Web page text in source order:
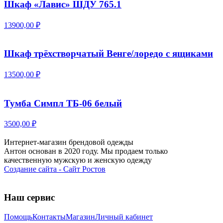
Шкаф «Лавис» ШДУ 765.1
13900,00 ₽
Шкаф трёхстворчатый Венге/лоредо с ящиками
13500,00 ₽
Тумба Симпл ТБ-06 белый
3500,00 ₽
Интернет-магазин брендовой одежды
Антон основан в 2020 году. Мы продаем только
качественную мужскую и женскую одежду
Создание сайта - Сайт Ростов
Наш сервис
ПомощьКонтактыМагазинЛичный кабинет